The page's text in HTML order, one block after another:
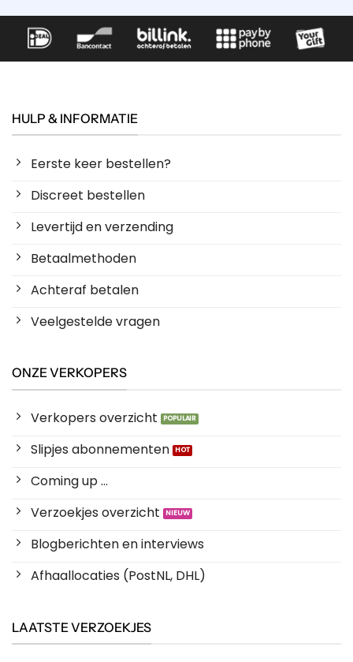
HULP & INFORMATIE
Eerste keer bestellen?
Discreet bestellen
Levertijd en verzending
Betaalmethoden
Achteraf betalen
Veelgestelde vragen
ONZE VERKOPERS
Verkopers overzicht
Slipjes abonnementen
Coming up ...
Verzoekjes overzicht
Blogberichten en interviews
Afhaallocaties (PostNL, DHL)
LAATSTE VERZOEKJES